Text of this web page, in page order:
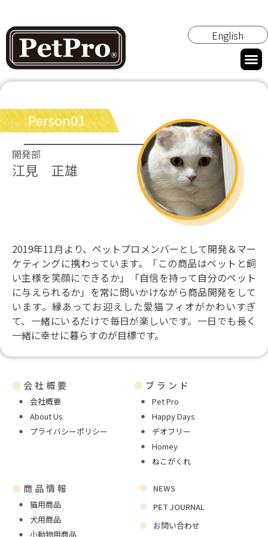
English
Person01
開発部
江見 正雄
2019年11月より、ペットプロメンバーとして開発＆マー
ケティングに携わっています。「この商品はペットと飼
い主様を笑顔にできるか」「自信を持って自分のペット
に与えられるか」を常に問いかけながら商品開発をして
います。縁あってお迎えした愛猫フィオがかわいすぎ
て、一緒にいるだけで毎日が楽しいです。一日でも長く
一緒に幸せに暮らすのが目標です。
● 会社概要
会社概要
About Us
プライバシーポリシー
● ブランド
Pet Pro
Happy Days
デオフリー
Homey
ねこがくれ
● 商品情報
猫用商品
犬用商品
小動物用商品
NEWS
PET JOURNAL
お問い合わせ